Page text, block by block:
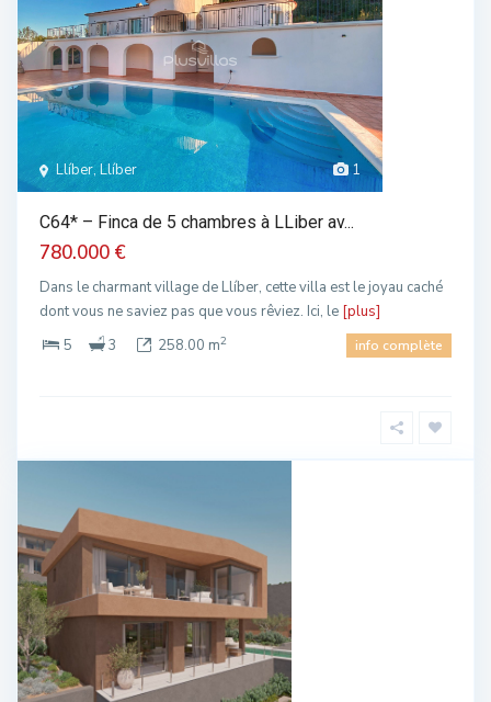
1
Llíber, Llíber
C64* – Finca de 5 chambres à LLiber av...
780.000 €
Dans le charmant village de Llíber, cette villa est le joyau caché
dont vous ne saviez pas que vous rêviez. Ici, le [plus]
5
3 258.00 m2 info complète